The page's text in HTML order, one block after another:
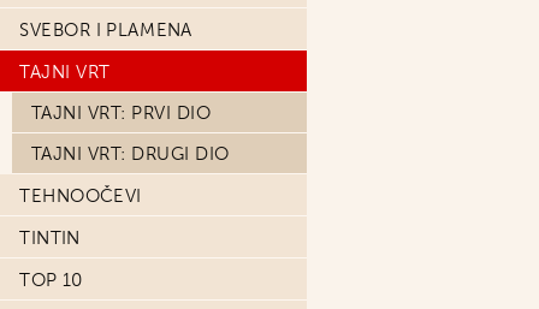
SVEBOR I PLAMENA
TAJNI VRT
TAJNI VRT: PRVI DIO
TAJNI VRT: DRUGI DIO
TEHNOOČEVI
TINTIN
TOP 10